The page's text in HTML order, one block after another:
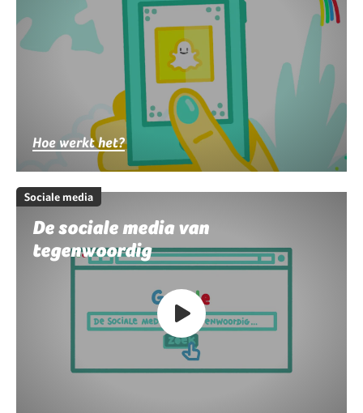
Hoe werkt het?
Sociale media
De sociale media van
tegenwoordig